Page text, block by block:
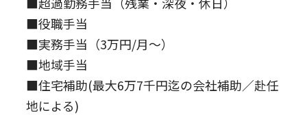
■役職手当
■実務手当（3万円/月～）
■地域手当
■住宅補助(最大6万7千円迄の会社補助／赴任
地による)